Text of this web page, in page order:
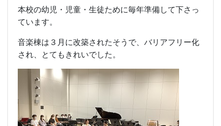
本校の幼児・児童・生徒ために毎年準備して下さっ
ています。
音楽棟は３月に改築されたそうで、バリアフリー化
され、とてもきれいでした。